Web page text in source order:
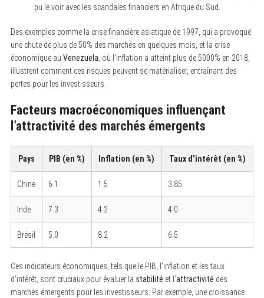
pu le voir avec les scandales financiers en Afrique du Sud.
Des exemples comme la crise financière asiatique de 1997, qui a provoqué
une chute de plus de 50% des marchés en quelques mois, et la crise
économique au Venezuela, où l’inflation a atteint plus de 5000% en 2018,
illustrent comment ces risques peuvent se matérialiser, entraînant des
pertes pour les investisseurs.
Facteurs macroéconomiques influençant
l’attractivité des marchés émergents
Pays PIB (en %) Inflation (en %) Taux d’intérêt (en %)
Chine 6.1 1.5 3.85
Inde 7.3 4.2 4.0
Brésil 5.0 8.2 6.5
Ces indicateurs économiques, tels que le PIB, l’inflation et les taux
d’intérêt, sont cruciaux pour évaluer la stabilité et l’attractivité des
marchés émergents pour les investisseurs. Par exemple, une croissance
a
c